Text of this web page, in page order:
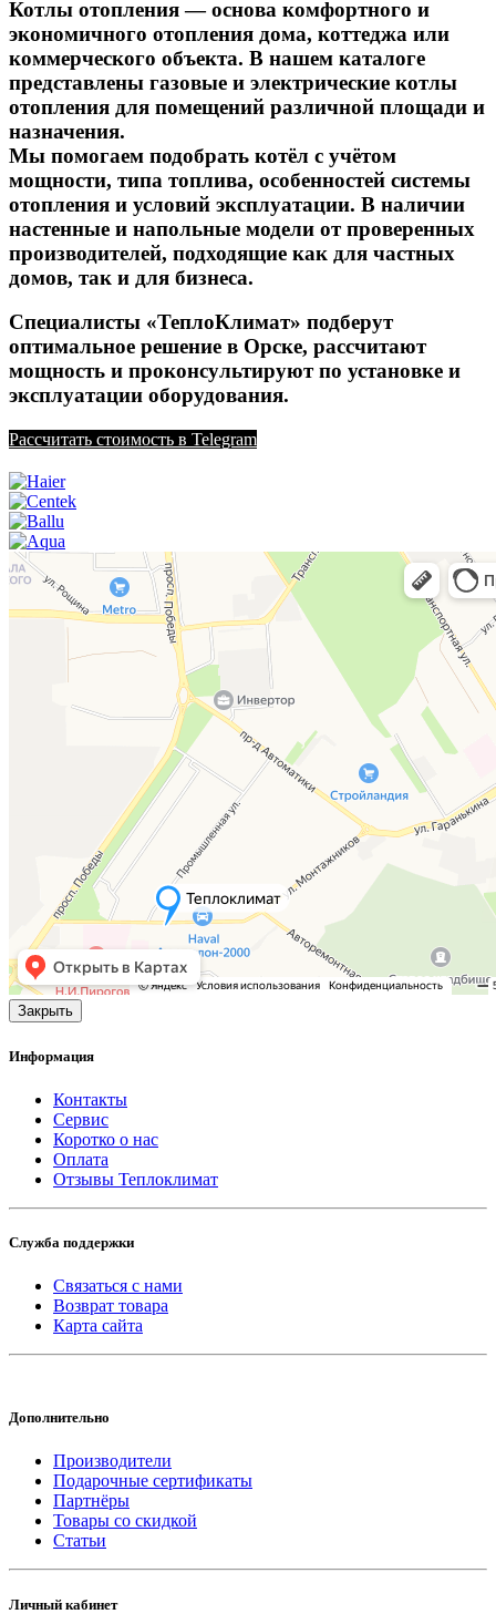
Котлы отопления — основа комфортного и
экономичного отопления дома, коттеджа или
коммерческого объекта. В нашем каталоге
представлены газовые и электрические котлы
отопления для помещений различной площади и
назначения.
Мы помогаем подобрать котёл с учётом
мощности, типа топлива, особенностей системы
отопления и условий эксплуатации. В наличии
настенные и напольные модели от проверенных
производителей, подходящие как для частных
домов, так и для бизнеса.
Специалисты «ТеплоКлимат» подберут
оптимальное решение в Орске, рассчитают
мощность и проконсультируют по установке и
эксплуатации оборудования.
Рассчитать стоимость в Telegram
Закрыть
Информация
Контакты
Сервис
Коротко о нас
Оплата
Отзывы Теплоклимат
Служба поддержки
Связаться с нами
Возврат товара
Карта сайта
Дополнительно
Производители
Подарочные сертификаты
Партнёры
Товары со скидкой
Статьи
Личный кабинет